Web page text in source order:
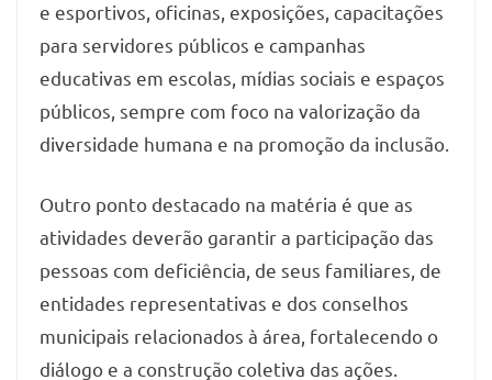
e esportivos, oficinas, exposições, capacitações
para servidores públicos e campanhas
educativas em escolas, mídias sociais e espaços
públicos, sempre com foco na valorização da
diversidade humana e na promoção da inclusão.
Outro ponto destacado na matéria é que as
atividades deverão garantir a participação das
pessoas com deficiência, de seus familiares, de
entidades representativas e dos conselhos
municipais relacionados à área, fortalecendo o
diálogo e a construção coletiva das ações.